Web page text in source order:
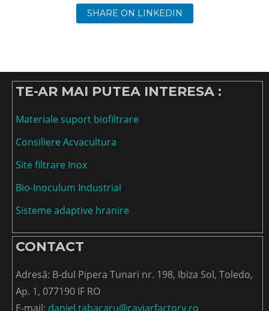
SHARE ON LINKEDIN
TE-AR MAI PUTEA INTERESA :
Materiale suport biofiltrare
Consiliere Acvacultura
Site filtrare Inox
Bio-Inoculum Industrial
Sisteme adaptive hranire
CONTACT
Adresă: B-dul Pipera Tunari nr. 198, Ibiza Sol, Toledo,
Ap. 1, 077190 IF RO
E-mail: daniel.tabacaru@caviarfactory.ro